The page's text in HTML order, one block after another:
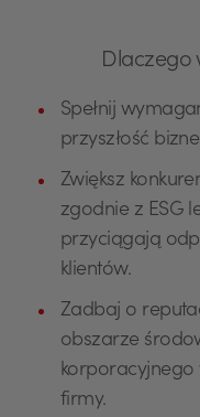
Dlaczego
Spełnij
przyszłość
Zwiększ
zgodnie z ESG
przyciągają
klientów.
Zadbaj o
obszarze
korporacyjnego
firmy.